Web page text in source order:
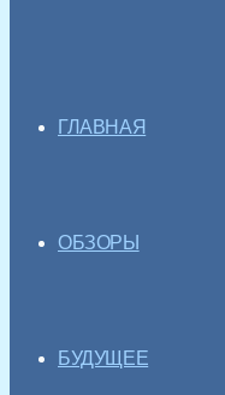
ГЛАВНАЯ
ОБЗОРЫ
БУДУЩЕЕ